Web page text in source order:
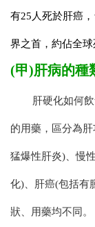
有25人死於肝癌
界之首，約佔全球
(甲)肝病的種
肝硬化如何飲
的用藥，區分為
猛爆性肝炎)、慢
化)、肝癌(包括有
狀、用藥均不同。